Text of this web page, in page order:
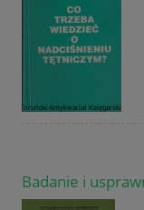
Badanie i